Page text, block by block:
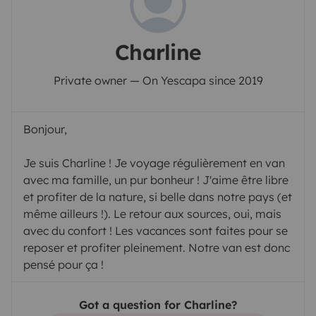
Charline
Private owner — On Yescapa since 2019
Bonjour,
Je suis Charline ! Je voyage régulièrement en van
avec ma famille, un pur bonheur ! J'aime être libre
et profiter de la nature, si belle dans notre pays (et
même ailleurs !). Le retour aux sources, oui, mais
avec du confort ! Les vacances sont faites pour se
reposer et profiter pleinement. Notre van est donc
pensé pour ça !
Got a question for Charline?